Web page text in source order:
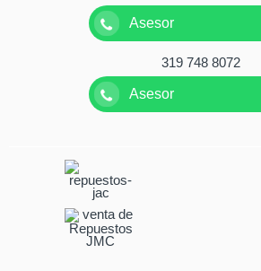
Asesor
319 748 8072
Asesor